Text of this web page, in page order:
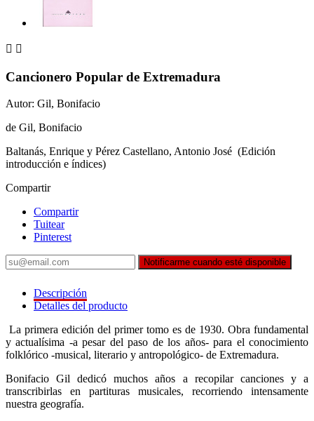
 
Cancionero Popular de Extremadura
Autor: Gil, Bonifacio
de Gil, Bonifacio
Baltanás, Enrique y Pérez Castellano, Antonio José (Edición
introducción e índices)
Compartir
Compartir
Tuitear
Pinterest
Notificarme cuando esté disponible
Descripción
Detalles del producto
La primera edición del primer tomo es de 1930. Obra fundamental
y actualísima -a pesar del paso de los años- para el conocimiento
folklórico -musical, literario y antropológico- de Extremadura.
Bonifacio Gil dedicó muchos años a recopilar canciones y a
transcribirlas en partituras musicales, recorriendo intensamente
nuestra geografía.